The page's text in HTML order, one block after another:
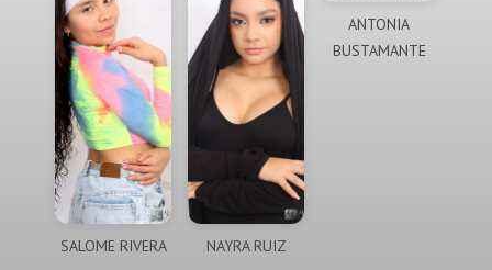
SALOME RIVERA NAYRA RUIZ
ANTONIA
BUSTAMANTE